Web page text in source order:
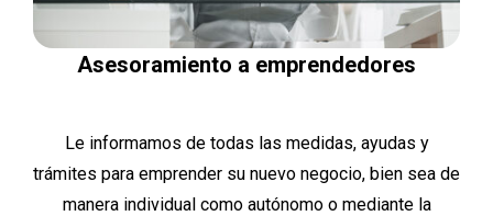
Asesoramiento a emprendedores
Le informamos de todas las medidas, ayudas y
trámites para emprender su nuevo negocio, bien sea de
manera individual como autónomo o mediante la